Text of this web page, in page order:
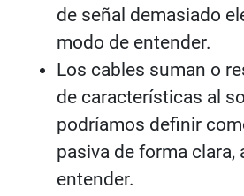
de señal demasiado
modo de entender.
Los cables suman o
de características al
podríamos definir
pasiva de forma clara,
entender.